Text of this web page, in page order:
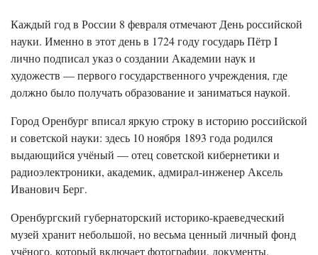
Каждый год в России 8 февраля отмечают День российской
науки. Именно в этот день в 1724 году государь Пётр I
лично подписал указ о создании Академии наук и
художеств — первого государственного учреждения, где
должно было получать образование и заниматься наукой.
Город Оренбург вписал яркую строку в историю российской
и советской науки: здесь 10 ноября 1893 года родился
выдающийся учёный — отец советской кибернетики и
радиоэлектроники, академик, адмирал‑инженер Аксель
Иванович Берг.
Оренбургский губернаторский историко-краеведческий
музей хранит небольшой, но весьма ценный личный фонд
учёного, который включает фотографии, документы,